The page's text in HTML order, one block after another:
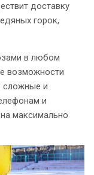
доставку
горок,
в любом
возможности
сложные и
и
максимально